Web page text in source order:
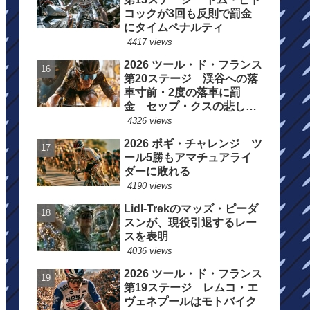
コックが3回も反則で罰金
にタイムペナルティ
4417 views
2026 ツール・ド・フランス
第20ステージ 渓谷への落
車寸前・2度の落車に罰
金 セップ・クスの悲しい
一日
4326 views
2026 ポギ・チャレンジ ツ
ール5勝もアマチュアライ
ダーに敗れる
4190 views
Lidl-Trekのマッズ・ピーダ
スンが、現役引退するレー
スを表明
4036 views
2026 ツール・ド・フランス
第19ステージ レムコ・エ
ヴェネプールはモトバイク